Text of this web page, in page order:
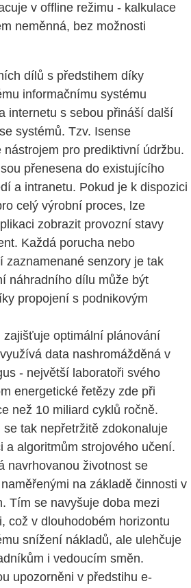
v offline režimu - kalkulace
neměnná, bez možnosti
dílů s předstihem díky
informačnímu systému
internetu s sebou přináší další
systémů. Tzv. Isense
nástrojem pro prediktivní údržbu.
přenesena do existujícího
a intranetu. Pokud je k dispozici
celý výrobní proces, lze
zobrazit provozní stavy
Každá porucha nebo
zaznamenané senzory je tak
náhradního dílu může být
propojení s podnikovým
zajišťuje optimální plánování
data nashromážděná v
- největší laboratoři svého
energetické řetězy zde při
než 10 miliard cyklů ročně.
tak nepřetržitě zdokonaluje
a algoritmům strojového učení.
navrhovanou životnost se
na základě činnosti v
Tím se navyšuje doba mezi
což v dlouhodobém horizontu
snížení nákladů, ale ulehčuje
i vedoucím směn.
upozorněni v předstihu e-